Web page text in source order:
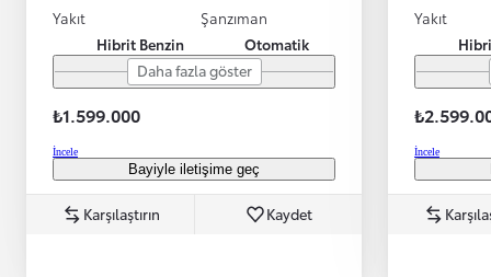
Yakıt
Hibrit Benzin
Şanzıman
Otomatik
Daha fazla göster
₺1.599.000
İncele
Bayiyle iletişime geç
Karşılaştırın Kaydet
Yakıt
İncele